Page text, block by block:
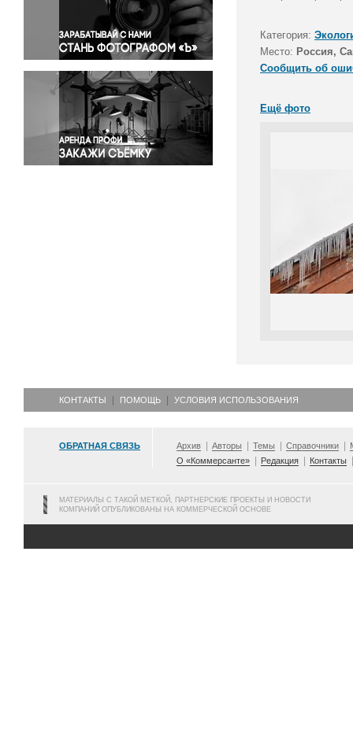
Правосудие
Происшествия и конфликты
Религия
Светская жизнь
Спорт
Экология
Экономика и бизнес
Категория:
Место: Россия,
Сообщить об
Ещё фото
КОНТАКТЫ ПОМОЩЬ УСЛОВИЯ ИСПОЛЬЗОВАНИЯ
ОБРАТНАЯ СВЯЗЬ Архив Авторы Темы Справочники
О «Коммерсанте»
Редакция Контакты
МАТЕРИАЛЫ С ТАКОЙ МЕТКОЙ, ПАРТНЕРСКИЕ ПРОЕКТЫ И НОВОСТИ
КОМПАНИЙ ОПУБЛИКОВАНЫ НА КОММЕРЧЕСКОЙ ОСНОВЕ